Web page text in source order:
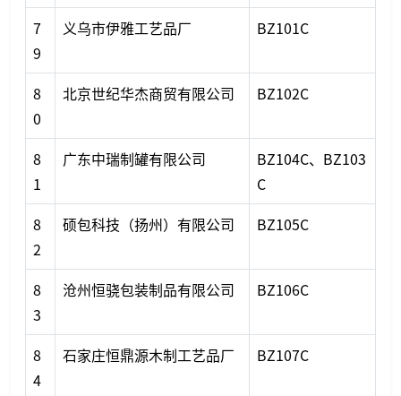
7
9
义乌市伊雅工艺品厂 BZ101C
8
0
北京世纪华杰商贸有限公司 BZ102C
8
1
广东中瑞制罐有限公司
BZ104C、BZ103
C
8
2
硕包科技（扬州）有限公司 BZ105C
8
3
沧州恒骁包装制品有限公司 BZ106C
8
4
石家庄恒鼎源木制工艺品厂 BZ107C